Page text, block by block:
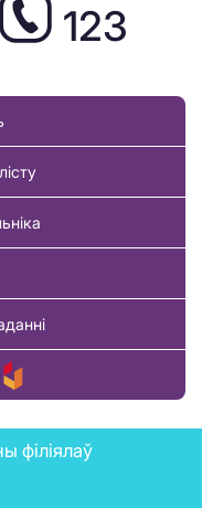
123
філіялаў